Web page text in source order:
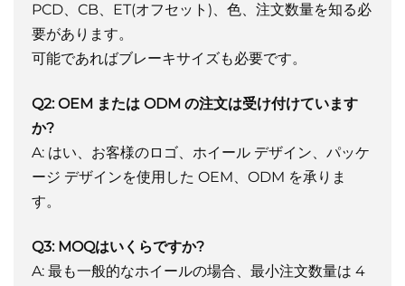
PCD、CB、ET(オフセット)、色、注文数量を知る必
要があります。
可能であればブレーキサイズも必要です。
Q2: OEM または ODM の注文は受け付けています
か?
A: はい、お客様のロゴ、ホイール デザイン、パッケ
ージ デザインを使用した OEM、ODM を承りま
す。
Q3: MOQはいくらですか?
A: 最も一般的なホイールの場合、最小注文数量は 4